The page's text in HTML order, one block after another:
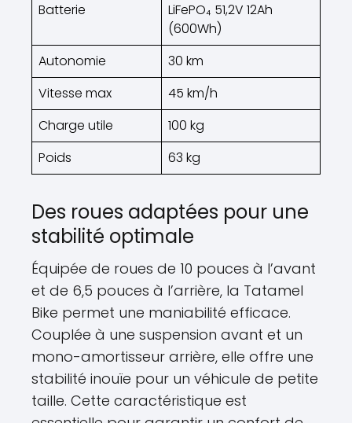
Batterie
LiFePO₄ 51,2V 12Ah
(600Wh)
Autonomie
30 km
Vitesse max
45 km/h
Charge utile
100 kg
Poids
63 kg
Des roues adaptées pour une
stabilité optimale
Équipée de roues de 10 pouces à l’avant
et de 6,5 pouces à l’arrière, la Tatamel
Bike permet une maniabilité efficace.
Couplée à une suspension avant et un
mono-amortisseur arrière, elle offre une
stabilité inouïe pour un véhicule de petite
taille. Cette caractéristique est